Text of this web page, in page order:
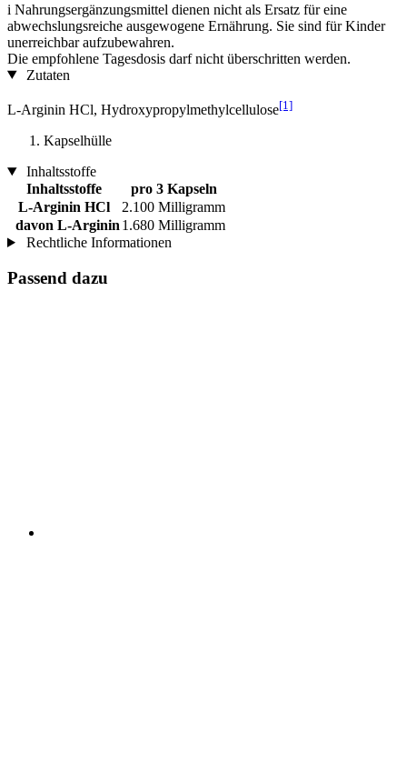
i Nahrungsergänzungsmittel dienen nicht als Ersatz für eine
abwechslungsreiche ausgewogene Ernährung. Sie sind für Kinder
unerreichbar aufzubewahren.
Die empfohlene Tagesdosis darf nicht überschritten werden.
Zutaten
L-Arginin HCl, Hydroxypropylmethylcellulose[1]
Kapselhülle
Inhaltsstoffe
Inhaltsstoffe
pro 3 Kapseln
L-Arginin HCl
2.100 Milligramm
davon L-Arginin 1.680 Milligramm
Rechtliche Informationen
Passend dazu